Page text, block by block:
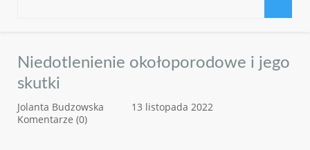
Niedotlenienie okołoporodowe i jego
skutki
Jolanta Budzowska
13 listopada 2022
Komentarze (0)